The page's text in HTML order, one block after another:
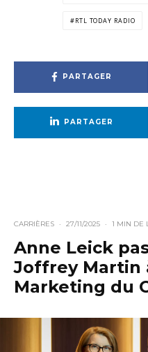
RTL TODAY RADIO
PARTAGER
PARTAGER
CARRIÈRES · 27/11/2025 · 1 MIN DE
Anne Leick
Joffrey Martin
Marketing du